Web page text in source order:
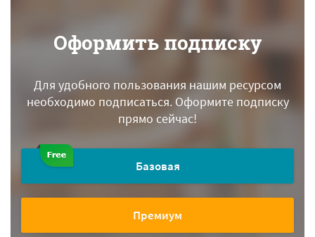
Оформить подписку
Для удобного пользования нашим ресурсом
необходимо подписаться.Оформите подписку
прямо сейчас!
Базовая
Премиум